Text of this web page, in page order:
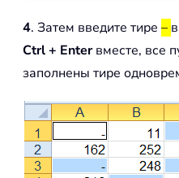
4. Затем введите тире –
Ctrl + Enterвместе, все
заполнены тире